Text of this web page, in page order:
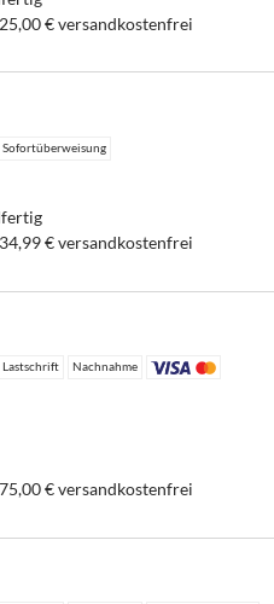
€ versandkostenfrei
Sofortüberweisung
€ versandkostenfrei
Lastschrift
Nachnahme
€ versandkostenfrei